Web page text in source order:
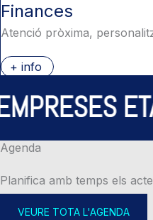
Finances
Atenció pròxima,
+ info
Agenda
Planifica amb temps els
VEURE TOTA L'AGENDA